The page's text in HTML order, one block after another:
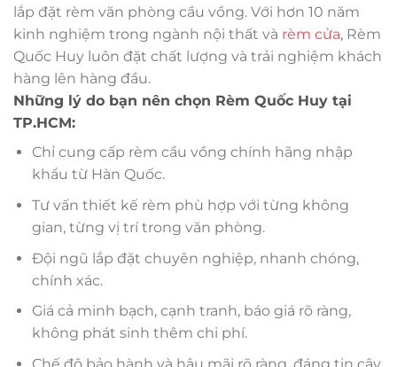
lắp đặt rèm văn phòng cầu vồng. Với hơn 10 năm
kinh nghiệm trong ngành nội thất và rèm cửa, Rèm
Quốc Huy luôn đặt chất lượng và trải nghiệm khách
hàng lên hàng đầu.
Những lý do bạn nên chọn Rèm Quốc Huy tại
TP.HCM:
Chỉ cung cấp rèm cầu vồng chính hãng nhập
khẩu từ Hàn Quốc.
Tư vấn thiết kế rèm phù hợp với từng không
gian, từng vị trí trong văn phòng.
Đội ngũ lắp đặt chuyên nghiệp, nhanh chóng,
chính xác.
Giá cả minh bạch, cạnh tranh, báo giá rõ ràng,
không phát sinh thêm chi phí.